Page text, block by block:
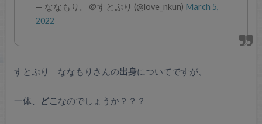
— ななもり。＠すとぷり (@love_nkun) March 5,
2022
すとぷり ななもりさんの出身についてですが、
一体、 どこ なのでしょうか？？？